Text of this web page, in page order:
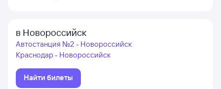
в Новороссийск
Автостанция №2 - Новороссийск
Краснодар - Новороссийск
Найти билеты